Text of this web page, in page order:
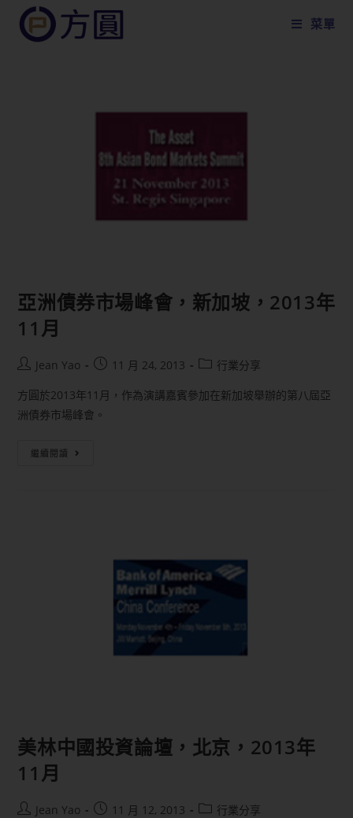
菜單
亞洲債券市場峰會，新加坡，2013年
11月
Jean Yao 11 月 24, 2013
行業分享
方圓於2013年11月，作為演講嘉賓參加在新加坡舉辦的第八屆亞
洲債券市場峰會。
繼續閱讀
美林中國投資論壇，北京，2013年
11月
Jean Yao 11 月 12, 2013
行業分享